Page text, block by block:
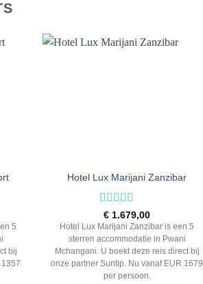
5
bij
Hotel Lux Marijani Zanzibar
Rated5out
of 5
€ 1.679,00
Hotel Lux Marijani Zanzibar is een 5
sterren accommodatie in Pwani
Mchangani. U boekt deze reis direct bij
onze partner Suntip. Nu vanaf EUR 1679
per persoon.